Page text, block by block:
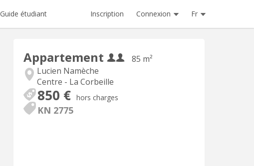
Guide étudiant Inscription Connexion Fr
Appartement
85 m²
Lucien Namèche
Centre - La Corbeille
850 € hors charges
KN 2775